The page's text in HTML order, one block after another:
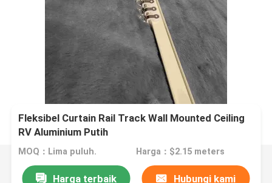
Fleksibel Curtain Rail Track Wall Mounted Ceiling
RV Aluminium Putih
MOQ：Lima puluh. Harga：$2.15 meters
Harga terbaik Hubungi kami